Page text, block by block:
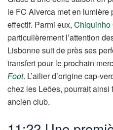
le FC Alverca met en lumière
effectif. Parmi eux, Chiquinho
particulièrement l’attention
Lisbonne suit de près ses
transfert pour le prochain
Foot. L’ailier d’origine cap-
chez les Leões, pourrait ainsi
ancien club.